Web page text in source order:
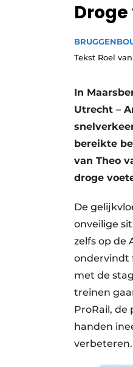
Tekst Roel
In
Utrecht –
bereikte
van Theo
droge
De
onveilige
zelfs op de
ondervindt
met de
treinen
ProRail,
handen
verbeteren.